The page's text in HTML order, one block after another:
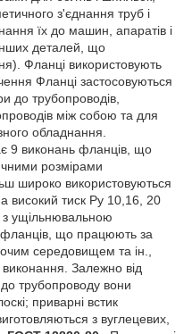
з'єднання труб і
їх до машин, апаратів і
деталей, що
Фланці використовують
Фланці застосовуються
до трубопроводів,
між собою та для
обладнання.
9 виконань фланців, що
розмірами
широко використовуються
високий тиск Ру 10,16, 20
з ущільнювальною
що працюють за
середовищем та ін.,
виконання. Залежно від
трубопроводу вони
приварні встик
з вуглецевих,